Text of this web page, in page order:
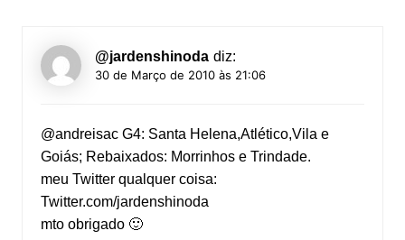
@jardenshinoda diz:
30 de Março de 2010 às 21:06
@andreisac G4: Santa Helena,Atlético,Vila e
Goiás; Rebaixados: Morrinhos e Trindade.
meu Twitter qualquer coisa:
Twitter.com/jardenshinoda
mto obrigado 🙂